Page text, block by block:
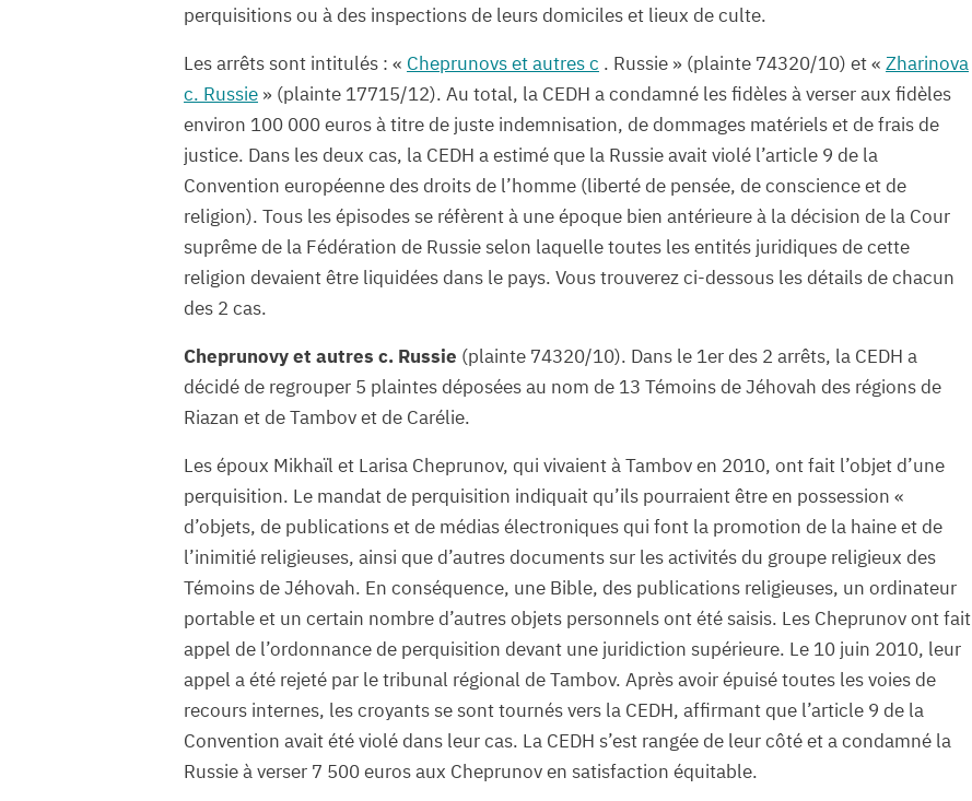
perquisitions ou à des inspections de leurs domiciles et lieux de culte.
Les arrêts sont intitulés : « Cheprunovs et autres c . Russie » (plainte 74320/10) et « Zharinova
c. Russie » (plainte 17715/12). Au total, la CEDH a condamné les fidèles à verser aux fidèles
environ 100 000 euros à titre de juste indemnisation, de dommages matériels et de frais de
justice. Dans les deux cas, la CEDH a estimé que la Russie avait violé l’article 9 de la
Convention européenne des droits de l’homme (liberté de pensée, de conscience et de
religion). Tous les épisodes se réfèrent à une époque bien antérieure à la décision de la Cour
suprême de la Fédération de Russie selon laquelle toutes les entités juridiques de cette
religion devaient être liquidées dans le pays. Vous trouverez ci-dessous les détails de chacun
des 2 cas.
Cheprunovy et autres c. Russie (plainte 74320/10). Dans le 1er des 2 arrêts, la CEDH a
décidé de regrouper 5 plaintes déposées au nom de 13 Témoins de Jéhovah des régions de
Riazan et de Tambov et de Carélie.
Les époux Mikhaïl et Larisa Cheprunov, qui vivaient à Tambov en 2010, ont fait l’objet d’une
perquisition. Le mandat de perquisition indiquait qu’ils pourraient être en possession «
d’objets, de publications et de médias électroniques qui font la promotion de la haine et de
l’inimitié religieuses, ainsi que d’autres documents sur les activités du groupe religieux des
Témoins de Jéhovah. En conséquence, une Bible, des publications religieuses, un ordinateur
portable et un certain nombre d’autres objets personnels ont été saisis. Les Cheprunov ont fait
appel de l’ordonnance de perquisition devant une juridiction supérieure. Le 10 juin 2010, leur
appel a été rejeté par le tribunal régional de Tambov. Après avoir épuisé toutes les voies de
recours internes, les croyants se sont tournés vers la CEDH, affirmant que l’article 9 de la
Convention avait été violé dans leur cas. La CEDH s’est rangée de leur côté et a condamné la
Russie à verser 7 500 euros aux Cheprunov en satisfaction équitable.